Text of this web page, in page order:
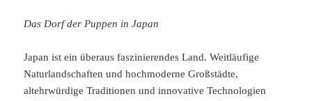
Das Dorf der Puppen in Japan
Japan ist ein überaus faszinierendes Land. Weitläufige
Naturlandschaften und hochmoderne Großstädte,
altehrwürdige Traditionen und innovative Technologien